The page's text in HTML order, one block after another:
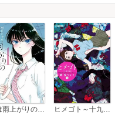
ヒメゴト～十九歳の制服～